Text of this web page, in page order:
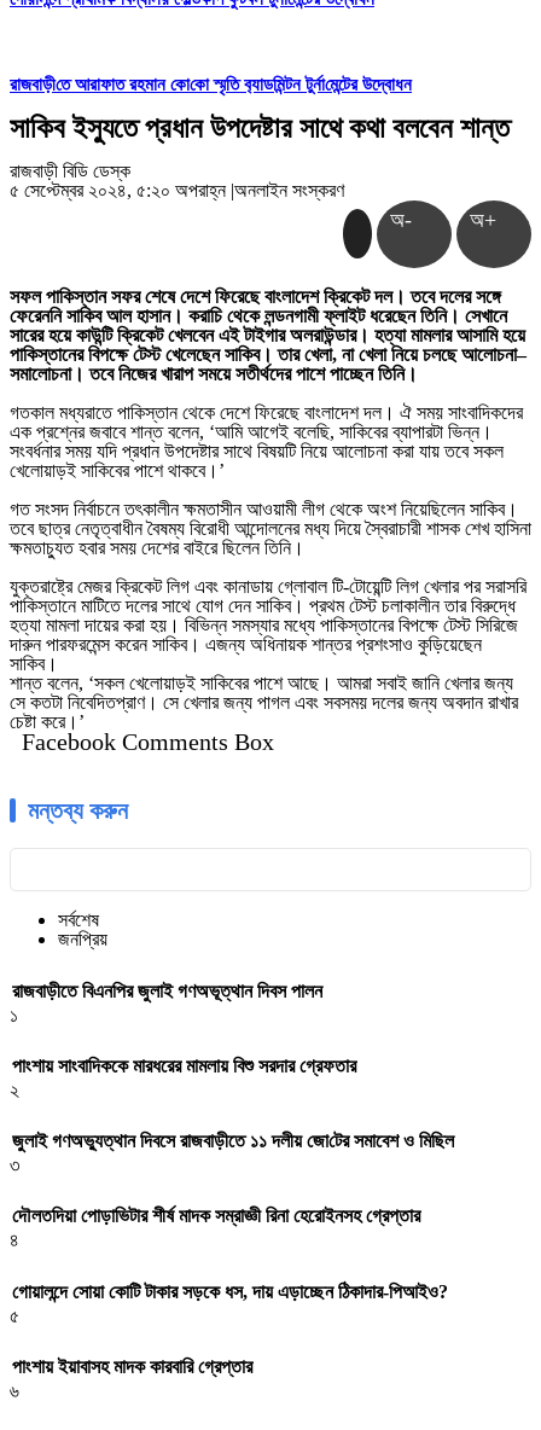
রাজবাড়ী‌তে আরাফাত রহমান কো‌কো স্মৃতি ব‌্যাড‌মিন্টন টুর্না‌মেন্টের উদ্বোধন
সাকিব ইস্যুতে প্রধান উপদেষ্টার সাথে কথা বলবেন শান্ত
রাজবাড়ী বিডি ডেস্ক
৫ সেপ্টেম্বর ২০২৪, ৫:২০ অপরাহ্ন |অনলাইন সংস্করণ
অ- অ+
সফল পাকিস্তান সফর শেষে দেশে ফিরেছে বাংলাদেশ ক্রিকেট দল। তবে দলের সঙ্গে
ফেরেননি সাকিব আল হাসান। করাচি থেকে লন্ডনগামী ফ্লাইট ধরেছেন তিনি। সেখানে
সারের হয়ে কাউন্টি ক্রিকেট খেলবেন এই টাইগার অলরাউন্ডার। হত্যা মামলার আসামি হয়ে
পাকিস্তানের বিপক্ষে টেস্ট খেলেছেন সাকিব। তার খেলা, না খেলা নিয়ে চলছে আলোচনা–
সমালোচনা। তবে নিজের খারাপ সময়ে সতীর্থদের পাশে পাচ্ছেন তিনি।
গতকাল মধ্যরাতে পাকিস্তান থেকে দেশে ফিরেছে বাংলাদেশ দল। ঐ সময় সাংবাদিকদের
এক প্রশ্নের জবাবে শান্ত বলেন, ‘আমি আগেই বলেছি, সাকিবের ব্যাপারটা ভিন্ন।
সংবর্ধনার সময় যদি প্রধান উপদেষ্টার সাথে বিষয়টি নিয়ে আলোচনা করা যায় তবে সকল
খেলোয়াড়ই সাকিবের পাশে থাকবে।’
গত সংসদ নির্বাচনে তৎকালীন ক্ষমতাসীন আওয়ামী লীগ থেকে অংশ নিয়েছিলেন সাকিব।
তবে ছাত্র নেতৃত্বাধীন বৈষম্য বিরোধী আন্দোলনের মধ্য দিয়ে স্বৈরাচারী শাসক শেখ হাসিনা
ক্ষমতাচ্যুত হবার সময় দেশের বাইরে ছিলেন তিনি।
যুক্তরাষ্ট্রে মেজর ক্রিকেট লিগ এবং কানাডায় গ্লোবাল টি-টোয়েন্টি লিগ খেলার পর সরাসরি
পাকিস্তানে মাটিতে দলের সাথে যোগ দেন সাকিব। প্রথম টেস্ট চলাকালীন তার বিরুদ্ধে
হত্যা মামলা দায়ের করা হয়। বিভিন্ন সমস্যার মধ্যে পাকিস্তানের বিপক্ষে টেস্ট সিরিজে
দারুন পারফরমেন্স করেন সাকিব। এজন্য অধিনায়ক শান্তর প্রশংসাও কুড়িয়েছেন
সাকিব।
শান্ত বলেন, ‘সকল খেলোয়াড়ই সাকিবের পাশে আছে। আমরা সবাই জানি খেলার জন্য
সে কতটা নিবেদিতপ্রাণ। সে খেলার জন্য পাগল এবং সবসময় দলের জন্য অবদান রাখার
চেষ্টা করে।’
Facebook Comments Box
মন্তব্য করুন
সর্বশেষ
জনপ্রিয়
রাজবাড়ীতে বিএন‌পির জুলাই গণঅভূত্থান দিবস পালন
১
পাংশায় সাংবাদিককে মারধরের মামলায় বিশু সরদার গ্রেফতার
২
জুলাই গণঅভ্যুত্থান দিবসে রাজবাড়ীতে ১১ দলীয় জো‌টের সমাবেশ ও মি‌ছিল
৩
দৌলতদিয়া পোড়াভিটার শীর্ষ মাদক সম্রাজ্ঞী রিনা হেরোইনসহ গ্রেপ্তার
৪
গোয়ালন্দে সোয়া কোটি টাকার সড়কে ধস, দায় এড়াচ্ছেন ঠিকাদার-পিআইও?
৫
পাংশায় ইয়াবাসহ মাদক কারবারি গ্রেপ্তার
৬